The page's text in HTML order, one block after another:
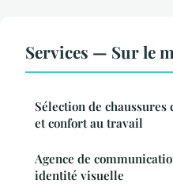
Services — Sur le
Sélection de
et confort au travail
Agence de
identité visuelle